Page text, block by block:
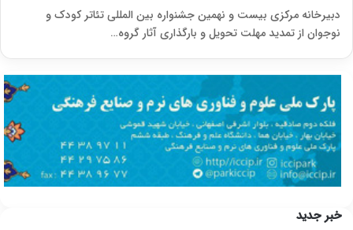
دبیرخانه مرکزی بیست و نهمین جشنواره بین المللی تئاتر کودک و
نوجوان از تمدید مهلت تحویل و بارگذاری آثار گروه…
خبر جدید